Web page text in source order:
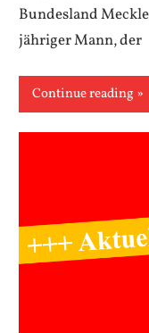
Bundesland
jähriger Mann, der
Continue reading